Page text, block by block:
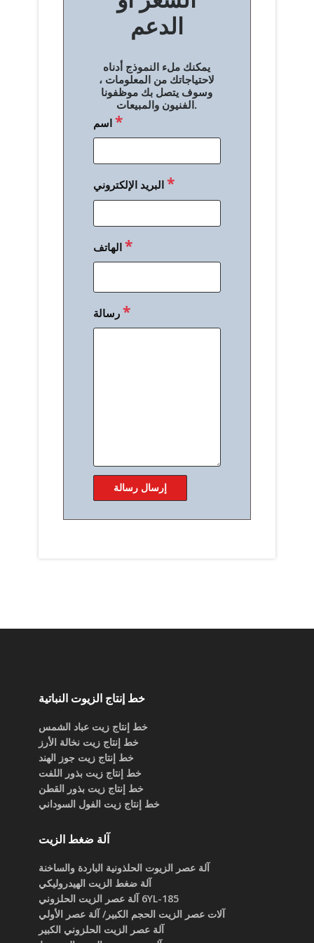
الدعم
يمكنك ملء النموذج أدناه
لاحتياجاتك من المعلومات ،
وسوف يتصل بك موظفونا
الفنيون والمبيعات.
اسم*
البريد الإلكتروني*
الهاتف*
رسالة*
خط إنتاج الزيوت النباتية
خط إنتاج زيت عباد الشمس
خط إنتاج زيت نخالة الأرز
خط إنتاج زيت جوز الهند
خط إنتاج زيت بذور اللفت
خط إنتاج زيت بذور القطن
خط إنتاج زيت الفول السوداني
آلة ضغط الزيت
آلة عصر الزيوت الحلذونية الباردة والساخنة
آلة ضغط الزيت الهيدروليكي
6YL-185 آلة عصر الزيت الحلزوني
آلات عصر الزيت الحجم الكبير/ آلة عصر الأولي
آلة عصر الزيت الحلزوني الكبير